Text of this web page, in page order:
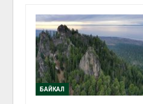
БАЙКАЛ
Авг 6, 2026